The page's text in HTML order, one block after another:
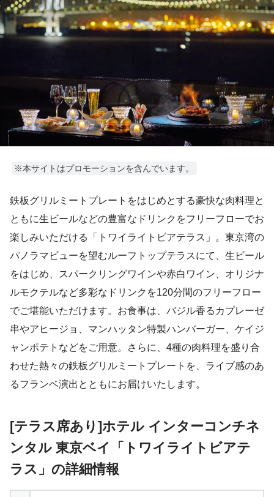
※本サイトはプロモーションを含んでいます。
鉄板グリルミートプレートをはじめとする豪快な肉料理と
ともに生ビールなどの豊富なドリンクをフリーフローでお
楽しみいただける「トワイライトビアテラス」。東京湾の
パノラマビューを望むルーフトップテラスにて、生ビール
をはじめ、スパークリングワインや赤白ワイン、オリジナ
ルモクテルなど多彩なドリンクを120分間のフリーフロー
でご堪能いただけます。お食事は、バジル香るカプレーゼ
串やアヒージョ、マンハッタン特製ハンバーガー、ケイジ
ャンポテトなどをご用意。さらに、4種の肉料理を盛り合
わせた熱々の鉄板グリルミートプレートを、ライブ感のあ
るフランベ演出とともにお届けいたします。
[テラス席あり]ホテル インターコンチネ
ンタル 東京ベイ「トワイライトビアテ
ラス」の詳細情報